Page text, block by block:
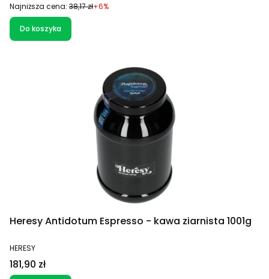
Najniższa cena: 38,17 zł+6%
Do koszyka
Heresy Antidotum Espresso - kawa ziarnista 1001g
PRODUCENT
HERESY
Cena
181,90 zł